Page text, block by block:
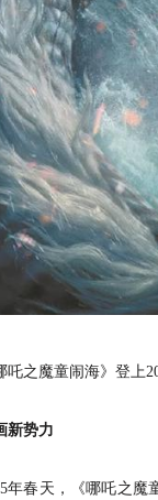
吒之魔童闹海》登上
新势力
年春天，《哪吒之魔